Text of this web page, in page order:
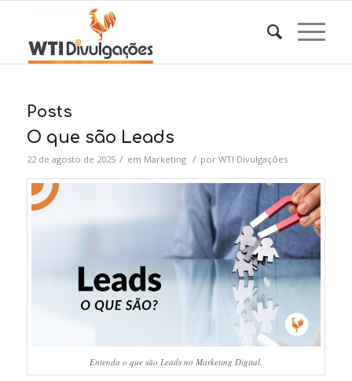
Posts
O que são Leads
22 de agosto de 2025 / em Marketing / por WTI Divulgações
Entenda o que são Leads no Marketing Digital.